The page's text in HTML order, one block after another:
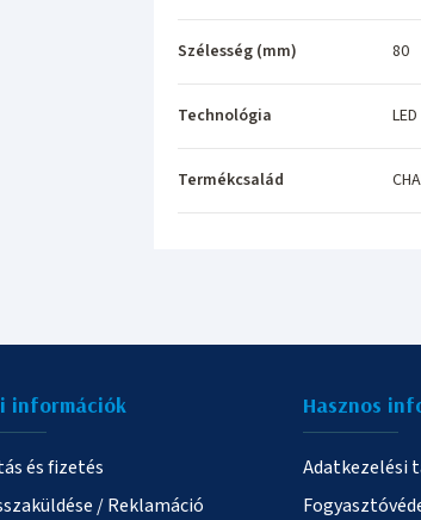
Szélesség (mm) 80
Technológia LED
Termékcsalád
információk
és fizetés
/ Reklamáció
Hasznos
Adatkezelési